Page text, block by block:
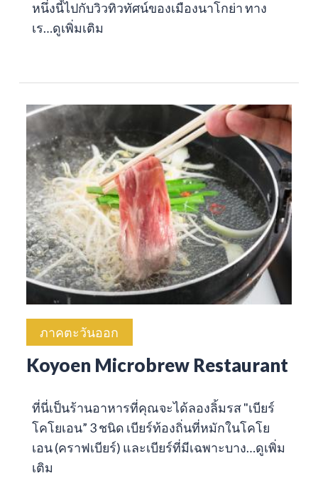
หนึ่งนี้ไปกับวิวทิวทัศน์ของเมืองนาโกย่า ทาง
เร…ดูเพิ่มเติม
ภาคตะวันออก
Koyoen Microbrew Restaurant
ที่นี่เป็นร้านอาหารที่คุณจะได้ลองลิ้มรส "เบียร์
โคโยเอน” 3 ชนิด เบียร์ท้องถิ่นที่หมักในโคโย
เอน (คราฟเบียร์) และเบียร์ที่มีเฉพาะบาง…ดูเพิ่ม
เติม